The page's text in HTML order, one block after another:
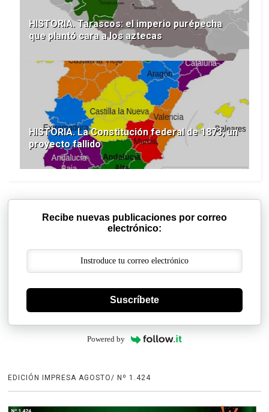
HISTORIA. Tarascos: el imperio purépecha
que plantó cara a los aztecas
HISTORIA. La Constitución federal de 1873; un
proyecto fallido
Recibe nuevas publicaciones por correo
electrónico:
Suscríbete
Powered by
EDICIÓN IMPRESA AGOSTO/ Nº 1.424